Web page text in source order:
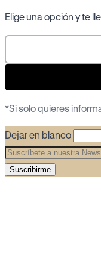
Elige una opción y te
*Si solo quieres
Dejar en blanco
Suscribirme